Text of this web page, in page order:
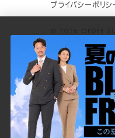
ツ
の
公
プライバシーポリシ
© 2026 ORDER